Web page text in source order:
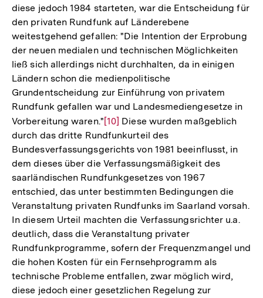
diese jedoch 1984 starteten, war die Entscheidung für
den privaten Rundfunk auf Länderebene
weitestgehend gefallen: "Die Intention der Erprobung
der neuen medialen und technischen Möglichkeiten
ließ sich allerdings nicht durchhalten, da in einigen
Ländern schon die medienpolitische
Grundentscheidung zur Einführung von privatem
Rundfunk gefallen war und Landesmediengesetze in
Vorbereitung waren."Zur
Auflösung
der
Fußnote
[10] Diese wurden maßgeblich
durch das dritte Rundfunkurteil des
Bundesverfassungsgerichts von 1981 beeinflusst, in
dem dieses über die Verfassungsmäßigkeit des
saarländischen Rundfunkgesetzes von 1967
entschied, das unter bestimmten Bedingungen die
Veranstaltung privaten Rundfunks im Saarland vorsah.
In diesem Urteil machten die Verfassungsrichter u.a.
deutlich, dass die Veranstaltung privater
Rundfunkprogramme, sofern der Frequenzmangel und
die hohen Kosten für ein Fernsehprogramm als
technische Probleme entfallen, zwar möglich wird,
diese jedoch einer gesetzlichen Regelung zur